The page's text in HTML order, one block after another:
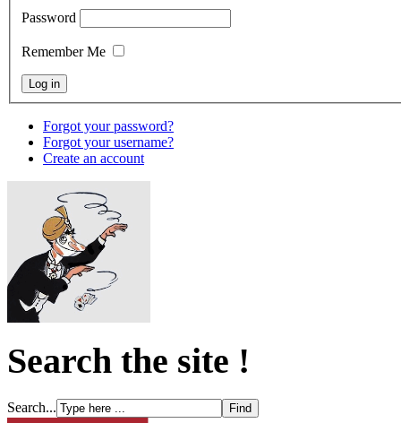
Password
Remember Me
Forgot your password?
Forgot your username?
Create an account
Search the site !
Search...